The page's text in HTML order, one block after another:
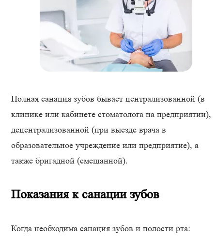
Полная санация зубов бывает централизованной (в
клинике или кабинете стоматолога на предприятии),
децентрализованной (при выезде врача в
образовательное учреждение или предприятие), а
также бригадной (смешанной).
Показания к санации зубов
Когда необходима санация зубов и полости рта: